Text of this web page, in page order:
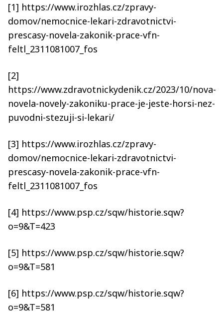
[1] https://www.irozhlas.cz/zpravy-
domov/nemocnice-lekari-zdravotnictvi-
prescasy-novela-zakonik-prace-vfn-
feltl_2311081007_fos
[2]
https://www.zdravotnickydenik.cz/2023/10/nova-
novela-novely-zakoniku-prace-je-jeste-horsi-nez-
puvodni-stezuji-si-lekari/
[3] https://www.irozhlas.cz/zpravy-
domov/nemocnice-lekari-zdravotnictvi-
prescasy-novela-zakonik-prace-vfn-
feltl_2311081007_fos
[4] https://www.psp.cz/sqw/historie.sqw?
o=9&T=423
[5] https://www.psp.cz/sqw/historie.sqw?
o=9&T=581
[6] https://www.psp.cz/sqw/historie.sqw?
o=9&T=581